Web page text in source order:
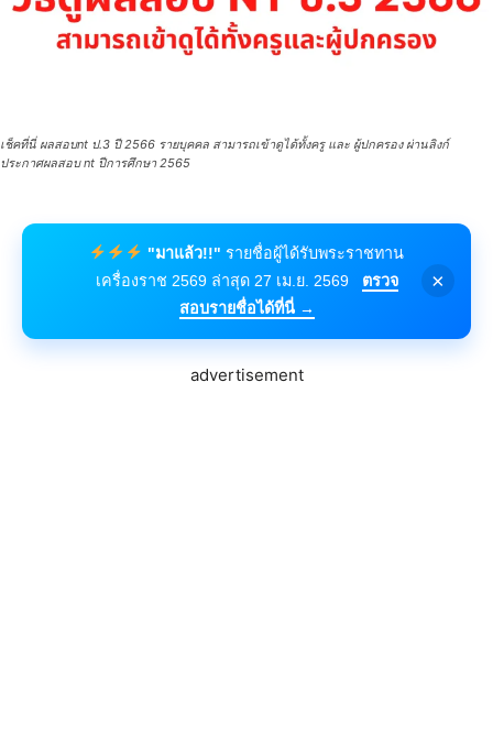
เช็คที่นี่ ผลสอบnt ป.3 ปี 2566 รายบุคคล สามารถเข้าดูได้ทั้งครู และ ผู้ปกครอง ผ่านลิงก์
ประกาศผลสอบ nt ปีการศึกษา 2565
"มาแล้ว!!" รายชื่อผู้ได้รับพระราชทาน
เครื่องราช 2569 ล่าสุด 27 เม.ย. 2569
ตรวจ
สอบรายชื่อได้ที่นี่ →
×
advertisement